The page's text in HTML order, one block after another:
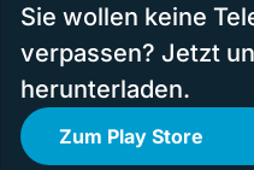
Sie wollen keine
verpassen? Jetzt
herunterladen.
Zum Play Store